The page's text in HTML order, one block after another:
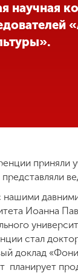
научная
приняли
нашими
Иоанна
стал
доклад
планирует